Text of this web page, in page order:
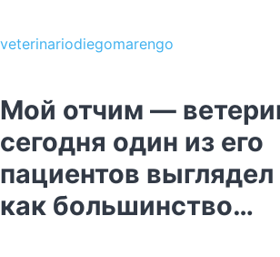
veterinariodiegomarengo
Мой отчим —
сегодня один из его
пациентов выглядел
как большинство…